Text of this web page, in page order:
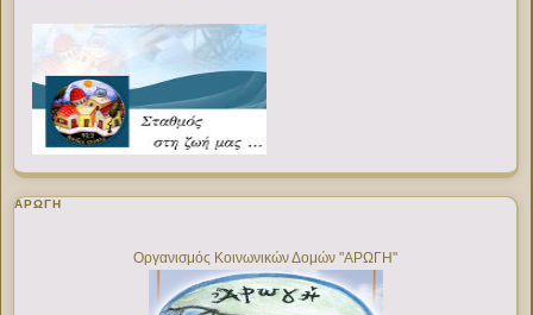
ΑΡΩΓΗ
Οργανισμός Κοινωνικών Δομών "ΑΡΩΓΗ"